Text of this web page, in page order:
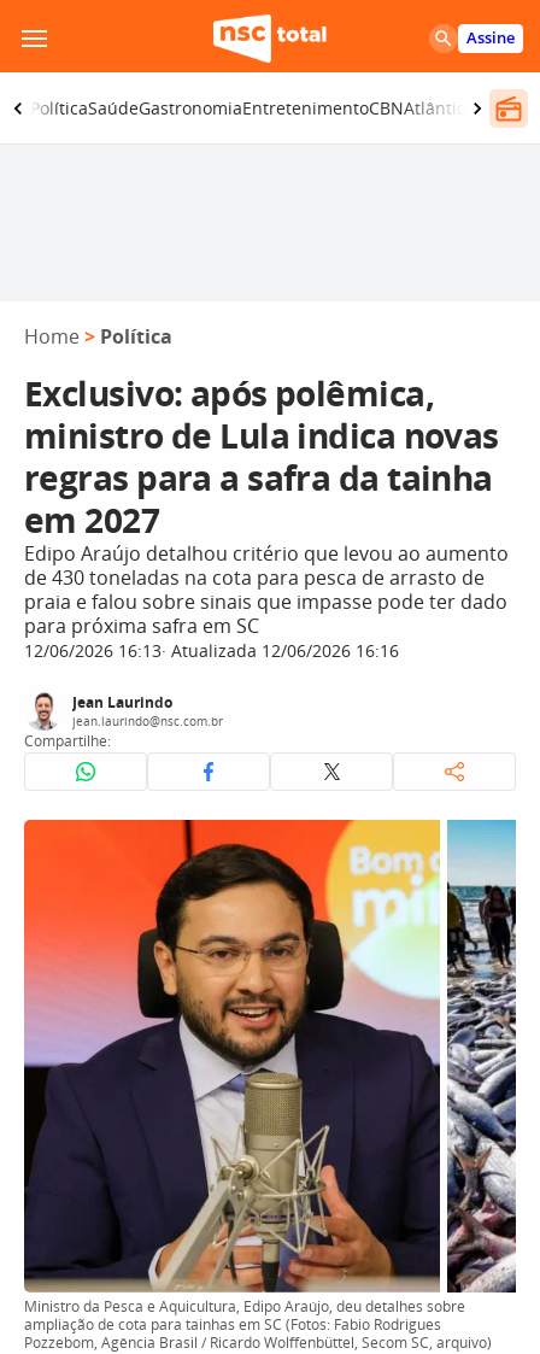
para
o
conteúdo
Assine
PolíticaSaúdeGastronomiaEntretenimentoCBNAtlântida SC
Home > Política
Exclusivo: após polêmica,
ministro de Lula indica novas
regras para a safra da tainha
em 2027
Edipo Araújo detalhou critério que levou ao aumento
de 430 toneladas na cota para pesca de arrasto de
praia e falou sobre sinais que impasse pode ter dado
para próxima safra em SC
12/06/2026 16:13 Atualizada 12/06/2026 16:16
Jean Laurindo
jean.laurindo@nsc.com.br
Compartilhe:
Ministro da Pesca e Aquicultura, Edipo Araújo, deu detalhes sobre
ampliação de cota para tainhas em SC (Fotos: Fabio Rodrigues
Pozzebom, Agência Brasil / Ricardo Wolffenbüttel, Secom SC, arquivo)